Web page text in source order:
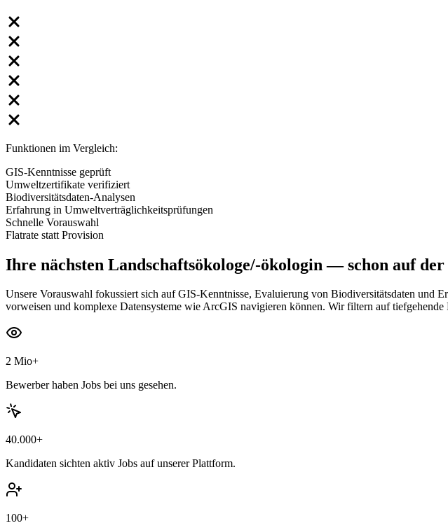
Funktionen im Vergleich:
GIS-Kenntnisse geprüft
Umweltzertifikate verifiziert
Biodiversitätsdaten-Analysen
Erfahrung in Umweltverträglichkeitsprüfungen
Schnelle Vorauswahl
Flatrate statt Provision
Ihre nächsten Landschaftsökologe/-ökologin — schon auf
Unsere Vorauswahl fokussiert sich auf GIS-Kenntnisse, Evaluierung von Biodiversitätsdaten und
vorweisen und komplexe Datensysteme wie ArcGIS navigieren können. Wir filtern auf
2 Mio+
Bewerber haben Jobs bei uns gesehen.
40.000+
Kandidaten sichten aktiv Jobs auf unserer Plattform.
100+